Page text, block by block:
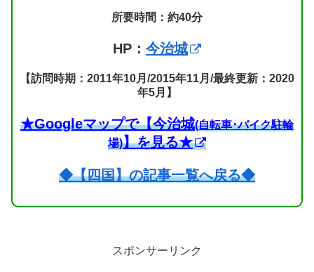
所要時間：約40分
HP： 今治城
【訪問時期：2011年10月/2015年11月/最終更新：2020
年5月】
★Googleマップで【今治城(自転車･バイク駐輪
場)】を見る★
◆【四国】の記事一覧へ戻る◆
スポンサーリンク